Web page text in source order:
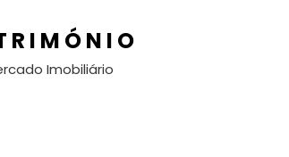
Imobiliário